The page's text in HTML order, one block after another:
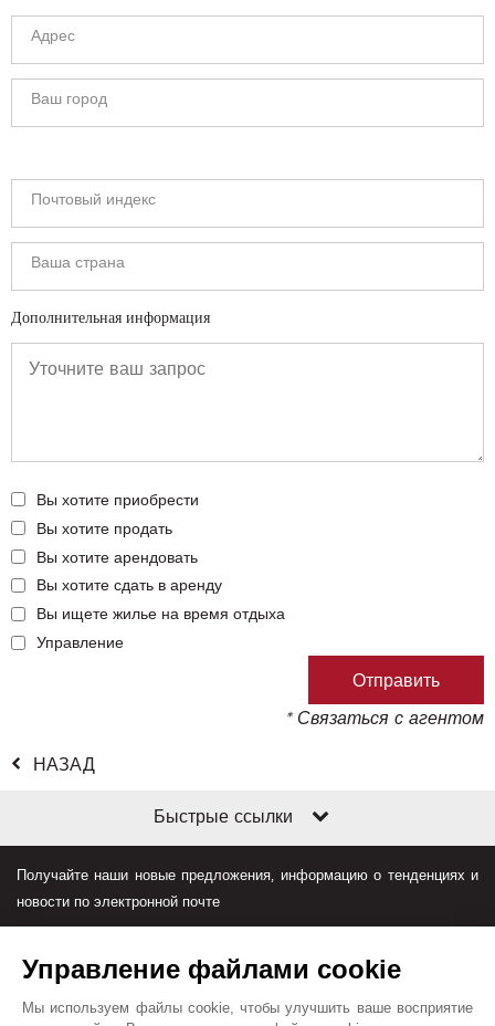
Дополнительная информация
Вы хотите приобрести
Вы хотите продать
Вы хотите арендовать
Вы хотите сдать в аренду
Вы ищете жилье на время отдыха
Управление
* Связаться с агентом
НАЗАД
Быстрые ссылки
Получайте наши новые предложения, информацию о тенденциях и
новости по электронной почте
Управление файлами cookie
Мы используем файлы cookie, чтобы улучшить ваше восприятие